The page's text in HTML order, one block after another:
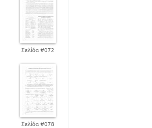
Σελίδα #072
Σελίδα #078